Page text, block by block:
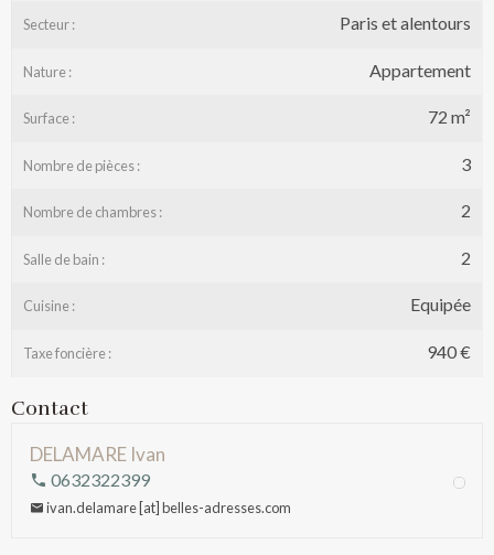
Secteur : Paris et alentours
Nature : Appartement
Surface : 72 m²
Nombre de pièces : 3
Nombre de chambres : 2
Salle de bain : 2
Cuisine : Equipée
Taxe foncière : 940 €
Contact
DELAMARE Ivan
0632322399
ivan.delamare [at] belles-adresses.com